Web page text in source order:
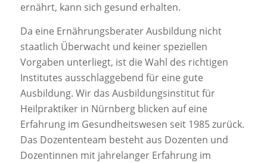
ernährt, kann sich gesund erhalten.
Da eine Ernährungsberater Ausbildung nicht
staatlich Überwacht und keiner speziellen
Vorgaben unterliegt, ist die Wahl des richtigen
Institutes ausschlaggebend für eine gute
Ausbildung. Wir das Ausbildungsinstitut für
Heilpraktiker in Nürnberg blicken auf eine
Erfahrung im Gesundheitswesen seit 1985 zurück.
Das Dozententeam besteht aus Dozenten und
Dozentinnen mit jahrelanger Erfahrung im